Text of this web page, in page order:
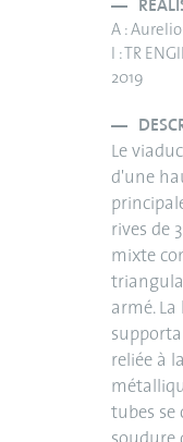
A :
I : TR
2019
Le
d'une
rives de
mixte
armé.
reliée à
tubes se